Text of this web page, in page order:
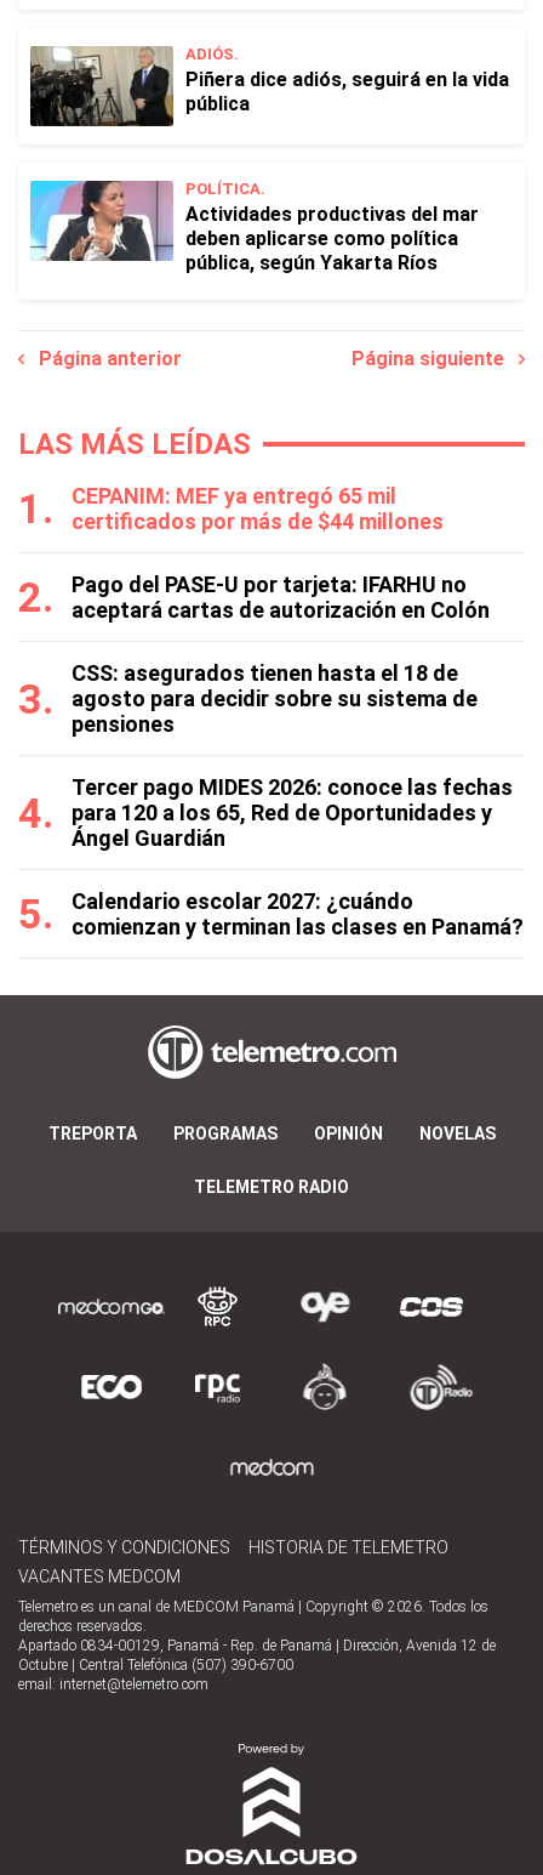
ADIÓS.
Piñera dice adiós, seguirá en la vida
pública
POLÍTICA.
Actividades productivas del mar
deben aplicarse como política
pública, según Yakarta Ríos
Página anterior Página siguiente
LAS MÁS LEÍDAS
CEPANIM: MEF ya entregó 65 mil
certificados por más de $44 millones
Pago del PASE-U por tarjeta: IFARHU no
aceptará cartas de autorización en Colón
CSS: asegurados tienen hasta el 18 de
agosto para decidir sobre su sistema de
pensiones
Tercer pago MIDES 2026: conoce las fechas
para 120 a los 65, Red de Oportunidades y
Ángel Guardián
Calendario escolar 2027: ¿cuándo
comienzan y terminan las clases en Panamá?
TREPORTA PROGRAMAS OPINIÓN NOVELAS
TELEMETRO RADIO
TÉRMINOS Y CONDICIONES
HISTORIA DE TELEMETRO
VACANTES MEDCOM
Telemetro es un canal de MEDCOM Panamá | Copyright © 2026. Todos los
derechos reservados.
Apartado 0834-00129, Panamá - Rep. de Panamá | Dirección, Avenida 12 de
Octubre | Central Telefónica (507) 390-6700
email: internet@telemetro.com